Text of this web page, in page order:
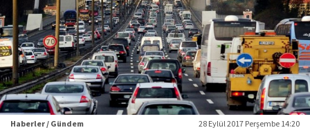
Haberler / Gündem 28 Eylül 2017 Perşembe 14:20